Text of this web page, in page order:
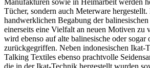
Tücher, sondern auch Meterware
handwerklichen Begabung der
einerseits eine Vielfalt an neuen Motiven zu
wird ebenso auf alte balinesische oder sogar
zurückgegriffen. Neben indonesischen Ikat-
Talking Textiles ebenso prachtvolle
die in der Ikat-Technik hergestellt wurden